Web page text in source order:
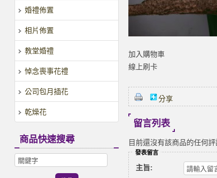
婚禮佈置
相片佈置
教堂婚禮
悼念喪事花禮
公司包月插花
乾燥花
商品快速搜尋
加入購物車
線上刷卡
分享
留言列表
目前還沒有該商品的任何
發表留言
主旨: